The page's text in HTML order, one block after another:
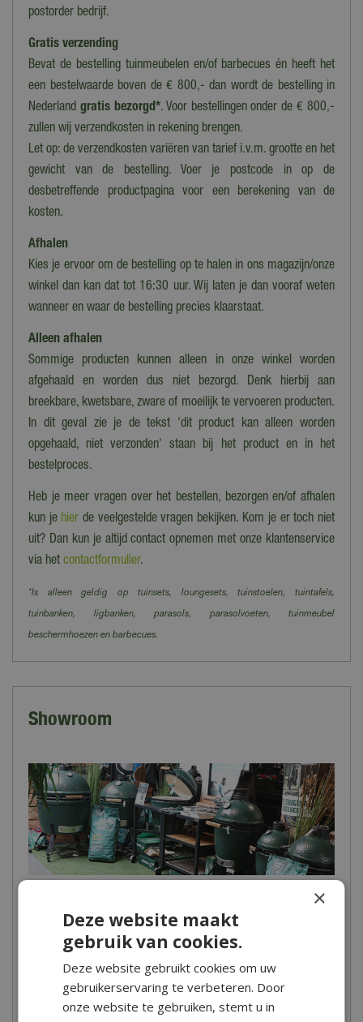
postorder bedrijf.
Gratis verzending
Bevat de bestelling tuinmeubelen en/of barbecues én heeft het
een bestelwaarde boven de € 800,- dan wordt de bestelling in
Nederland gratis bezorgd*. Voor bestellingen onder de € 800,-
zullen wij verzendkosten in rekening brengen.
Let op: de verzendkosten variëren van tarief i.v.m. grootte en het
gewicht van de bestelling. Voer je postcode in op de
desbetreffende productpagina voor een berekening van de
kosten.
Afhalen
Kies je ervoor om de bestelling op te halen in ons magazijn/onze
winkel dan kan dat tot 16:30 uur. Wij laten je dan vooraf weten
wanneer en waar de bestelling precies klaarstaat.
Alleen afhalen
Sommige producten kunnen alleen in onze winkel worden
afgehaald en worden dus niet bezorgd. Denk hierbij aan
breekbare, kwetsbare, zware of moeilijk te vervoeren producten.
In dit geval zie je de tekst 'dit product kan alleen worden
opgehaald, niet verzonden' staan bij het product en in het
bestelproces.
Heb je meer vragen over het bestellen, bezorgen en/of afhalen
kun je hier de veelgestelde vragen bekijken. Kom je er toch niet
uit? Dan kun je altijd contact opnemen met onze klantenservice
via het contactformulier.
*Is alleen geldig op tuinsets, loungesets, tuinstoelen, tuintafels,
tuinbanken, ligbanken, parasols, parasolvoeten, tuinmeubel
beschermhoezen en barbecues.
Showroom
In onze winkel in Hoogwoud vind je een prachtige afdeling met
barbecues van topmerken zoals Weber, Cadac, The Bastard en
Big Green Egg. Zoek je een receptenboek of een mooie BBQ
eens langs in onze winkel om het assortiment te bekijken en laat
×
Deze website maakt
gebruik van cookies.
Deze website gebruikt cookies om uw
gebruikerservaring te verbeteren. Door
onze website te gebruiken, stemt u in